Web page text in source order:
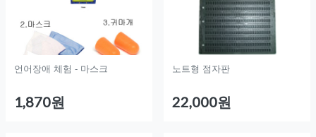
언어장애 체험 - 마스크
1,870원
노트형 점자판
22,000원